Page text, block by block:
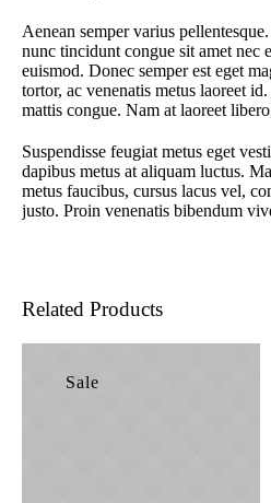
Aenean semper varius
nunc tincidunt congue sit amet nec
euismod. Donec semper est eget
tortor, ac venenatis metus laoreet
mattis congue. Nam at laoreet
Suspendisse feugiat metus eget
dapibus metus at aliquam luctus.
metus faucibus, cursus lacus vel,
justo. Proin venenatis bibendum
Related Products
Sale